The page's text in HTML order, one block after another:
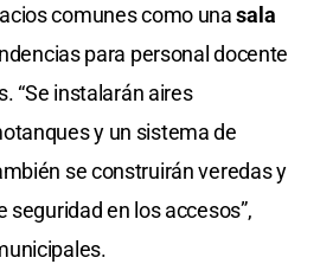
comunes como unasala
para personal docente
“Se instalarán aires
y un sistema de
se construirán veredas y
seguridad en los accesos”,